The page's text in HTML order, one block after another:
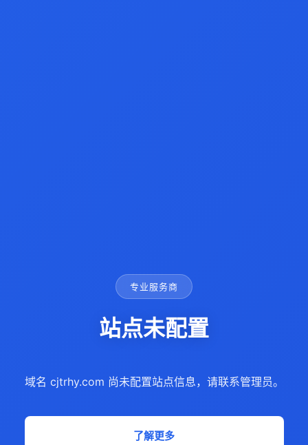
专业服务商
站点未配置
域名 cjtrhy.com 尚未配置站点信息，请联系管理员。
了解更多